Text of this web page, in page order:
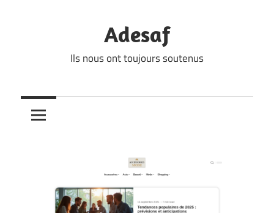
Adesaf
Ils nous ont toujours soutenus